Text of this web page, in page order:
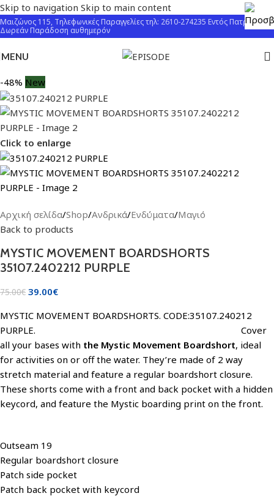
Skip to navigation Skip to main content
Μαιζώνος 115, Τηλεφωνικές Παραγγελίες τηλ: 2610-274235 Εντός Πατρών
Δωρεάν Παράδοση αυθημερόν
MENU
-48% New
Click to enlarge
Αρχική σελίδα/Shop/Ανδρικά/Ενδύματα/Μαγιό
Back to products
MYSTIC MOVEMENT BOARDSHORTS
35107.2402212 PURPLE
75.00€ 39.00€
MYSTIC MOVEMENT BOARDSHORTS. CODE:35107.240212
PURPLE. Cover
all your bases with the Mystic Movement Boardshort, ideal
for activities on or off the water. They’re made of 2 way
stretch material and feature a regular boardshort closure.
These shorts come with a front and back pocket with a hidden
keycord, and feature the Mystic boarding print on the front.
Outseam 19
Regular boardshort closure
Patch side pocket
Patch back pocket with keycord